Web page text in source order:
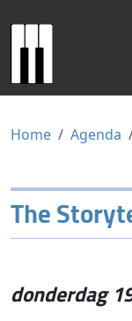
Home Agenda
The
donderdag